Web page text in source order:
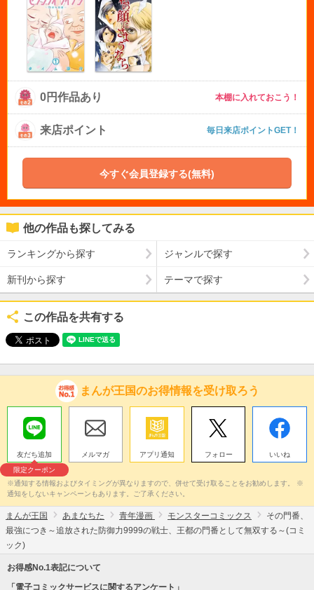
0円作品あり 本棚に入れておこう！
来店ポイント 毎日来店ポイントGET！
今すぐ会員登録する(無料)
他の作品も探してみる
ランキングから探す ジャンルで探す
新刊から探す テーマで探す
この作品を共有する
まんが王国のお得情報を受け取ろう
友だち追加
限定クーポン
メルマガ アプリ通知 フォロー いいね
※通知する情報およびタイミングが異なりますので、併せて受け取ることをお勧めします。 ※
通知をしないキャンペーンもあります。ご了承ください。
まんが王国 あまなちた 青年漫画 モンスターコミックス
その門番、
最強につき～追放された防御力9999の戦士、王都の門番として無双する～(コミ
ック)
お得感No.1表記について
「電子コミックサービスに関するアンケート」